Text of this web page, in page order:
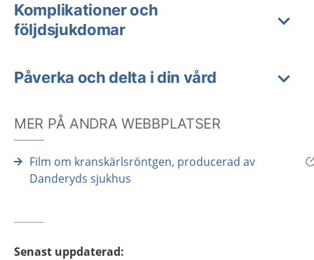
Komplikationer och
följdsjukdomar
Påverka och delta i din vård
MER PÅ ANDRA WEBBPLATSER
Film om kranskärlsröntgen, producerad av
Danderyds sjukhus
Senast uppdaterad: